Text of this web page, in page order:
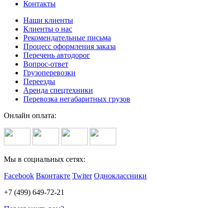
Контакты
Наши клиенты
Клиенты о нас
Рекомендательные письма
Процесс оформления заказа
Перечень автодорог
Вопрос-ответ
Грузоперевозки
Переезды
Аренда спецтехники
Перевозка негабаритных грузов
Онлайн оплата:
Мы в социальных сетях:
Facebook Вконтакте Twiter Одноклассники
+7 (499) 649-72-21